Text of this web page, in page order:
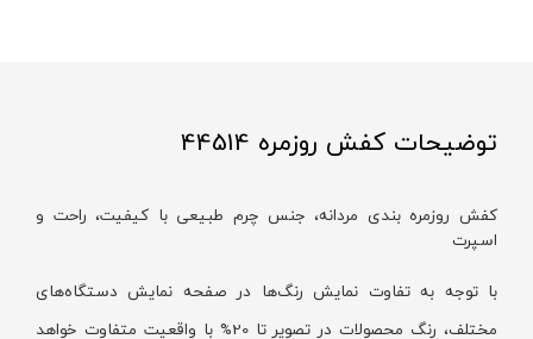
توضیحات کفش روزمره 44514
کفش روزمره بندی مردانه، جنس چرم طبیعی با کیفیت، راحت و
اسپرت
با توجه به تفاوت نمایش رنگ‌ها در صفحه نمایش دستگاه‌های
مختلف، رنگ محصولات در تصویر تا 20% با واقعیت متفاوت خواهد